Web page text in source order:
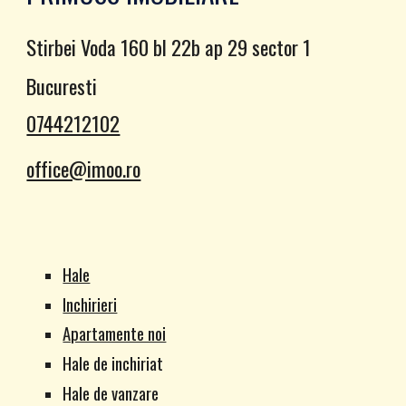
Stirbei Voda 160 bl 22b ap 29 sector 1
Bucuresti
0744212102
office@imoo.ro
Hale
Inchirieri
Apartamente noi
Hale de inchiriat
Hale de vanzare